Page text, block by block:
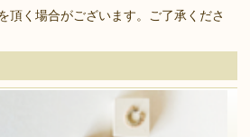
頂く場合がございます。ご了承くださ